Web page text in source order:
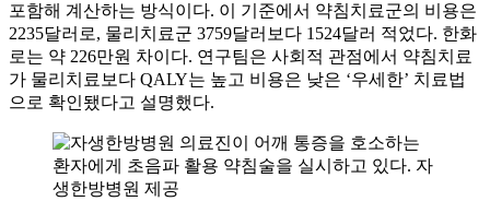
포함해 계산하는 방식이다. 이 기준에서 약침치료군의 비용은
2235달러로, 물리치료군 3759달러보다 1524달러 적었다. 한화
로는 약 226만원 차이다. 연구팀은 사회적 관점에서 약침치료
가 물리치료보다 QALY는 높고 비용은 낮은 ‘우세한’ 치료법
으로 확인됐다고 설명했다.